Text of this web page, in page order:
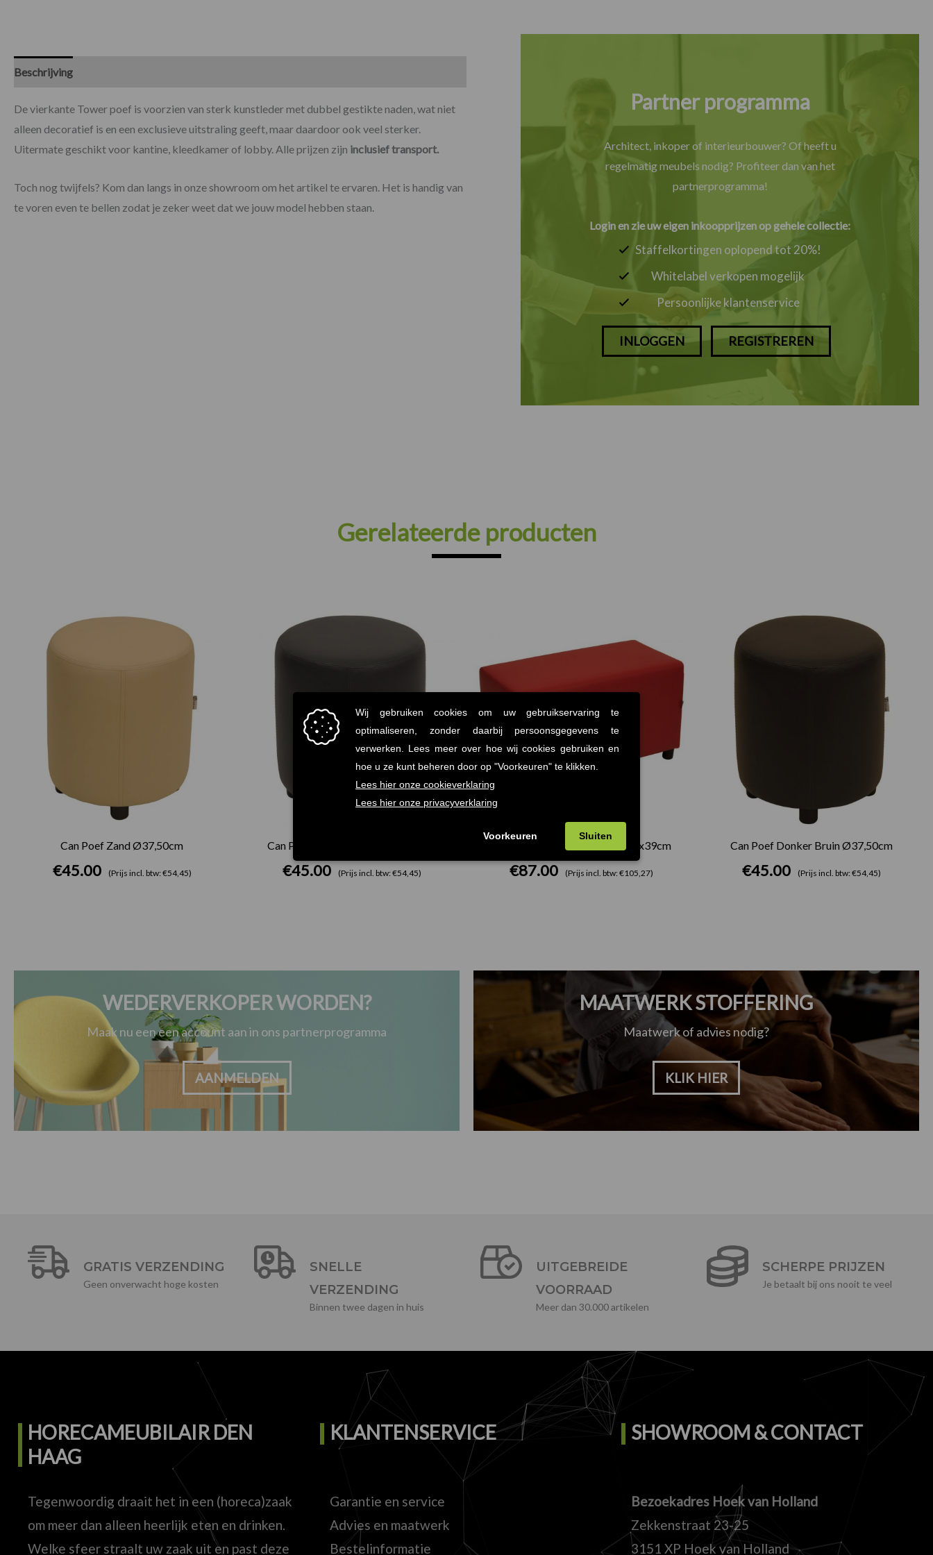
Beschrijving
De vierkante Tower poef is voorzien van sterk kunstleder met dubbel gestikte naden, wat niet
alleen decoratief is en een exclusieve uitstraling geeft, maar daardoor ook veel sterker.
Uitermate geschikt voor kantine, kleedkamer of lobby. Alle prijzen zijn inclusief transport.
Toch nog twijfels? Kom dan langs in onze showroom om het artikel te ervaren. Het is handig van
te voren even te bellen zodat je zeker weet dat we jouw model hebben staan.
Partner programma
Architect, inkoper of interieurbouwer? Of heeft u
regelmatig meubels nodig? Profiteer dan van het
partnerprogramma!
Login en zie uw eigen inkoopprijzen op gehele collectie:
Staffelkortingen oplopend tot 20%!
Whitelabel verkopen mogelijk
Persoonlijke klantenservice
INLOGGEN REGISTREREN
Gerelateerde producten
Can Poef Zand Ø37,50cm
€45.00 (Prijs incl. btw: €54,45)
Can Poef Antraciet Grijs Ø37,50cm
€45.00 (Prijs incl. btw: €54,45)
Brick Poef Rechthoek Rood 78x39cm
€87.00 (Prijs incl. btw: €105,27)
Can Poef Donker Bruin Ø37,50cm
€45.00 (Prijs incl. btw: €54,45)
WEDERVERKOPER WORDEN?
Maak nu een een account aan in ons partnerprogramma
AANMELDEN
MAATWERK STOFFERING
Maatwerk of advies nodig?
KLIK HIER
GRATIS VERZENDING
Geen onverwacht hoge kosten
SNELLE
VERZENDING
Binnen twee dagen in huis
UITGEBREIDE
VOORRAAD
Meer dan 30.000 artikelen
SCHERPE PRIJZEN
Je betaalt bij ons nooit te veel
HORECAMEUBILAIR DEN
HAAG
Tegenwoordig draait het in een (horeca)zaak
om meer dan alleen heerlijk eten en drinken.
Welke sfeer straalt uw zaak uit en past deze
KLANTENSERVICE
Garantie en service
Advies en maatwerk
Bestelinformatie
SHOWROOM & CONTACT
Bezoekadres Hoek van Holland
Zekkenstraat 23-25
3151 XP Hoek van Holland